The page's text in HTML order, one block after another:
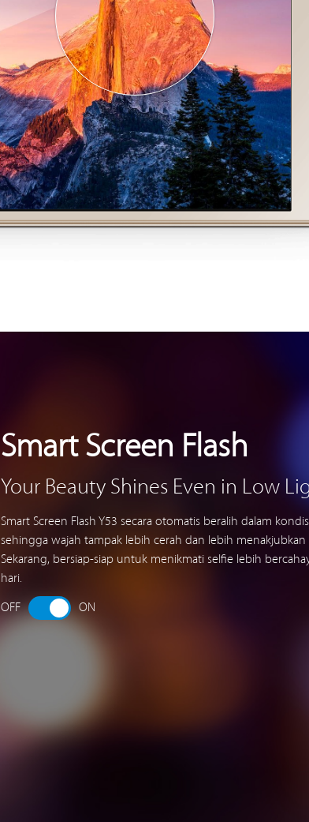
Smart Screen Flash
Your Beauty Shines Even in Low
Smart Screen Flash Y53 secara otomatis beralih dalam
sehingga wajah tampak lebih cerah dan lebih menakjubkan
Sekarang, bersiap-siap untuk menikmati selfie lebih
hari.
OFF ON